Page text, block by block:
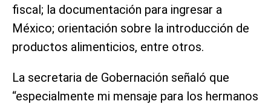
fiscal; la documentación para ingresar a
México; orientación sobre la introducción de
productos alimenticios, entre otros.
La secretaria de Gobernación señaló que
“especialmente mi mensaje para los hermanos